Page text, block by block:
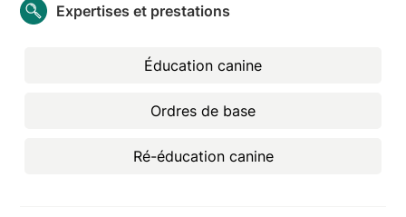
Expertises et prestations
Éducation canine
Ordres de base
Ré-éducation canine